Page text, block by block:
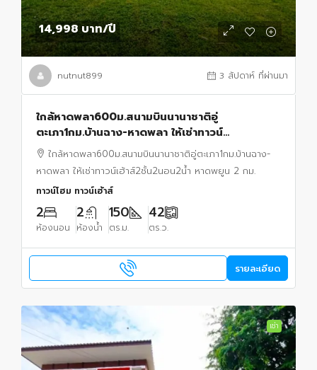
14,998 บาท/ปี
nutnut899 3 สัปดาห์ ที่ผ่านมา
ใกล้หาดพลา600ม.สนามบินนานาชาติอู่
ตะเภา1กม.บ้านฉาง-หาดพลา ให้เช่าทาวน์
เฮ้าส์2ชั้น2นอน2น้ำ หาดพยูน 2 กม.แต่งครบมินิมอ
ลพร้อมเข้าอยู่แอร์2
ใกล้หาดพลา600ม.สนามบินนานาชาติอู่ตะเภา1กม.บ้านฉาง-
หาดพลา ให้เช่าทาวน์เฮ้าส์2ชั้น2นอน2น้ำ หาดพยูน 2 กม.
ทาวน์โฮม ทาวน์เฮ้าส์
2
ห้องนอน
2
ห้องน้ำ
150
ตร.ม.
42
ตร.ว.
รายละเอียด
เช่า